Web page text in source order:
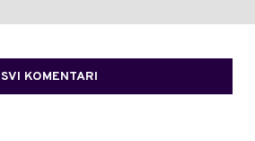
SVI KOMENTARI